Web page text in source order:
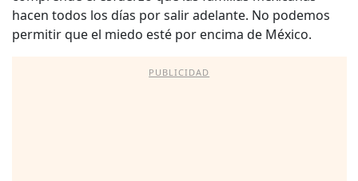
hacen todos los días por salir adelante. No podemos
permitir que el miedo esté por encima de México.
PUBLICIDAD